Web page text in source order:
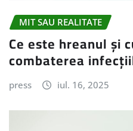
MIT SAU REALITATE
Ce este hreanul și
combaterea
press iul. 16, 2025